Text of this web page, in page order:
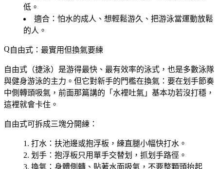
低。
適合 ：怕水的成人、想輕鬆游久、把游泳當運動放鬆
的人。
自由式：最實用但換氣要練
自由式（捷泳）是游得最快、最有效率的泳式，也是多數泳隊
與健身游泳的主力。但它對新手的門檻在換氣：要在划手節奏
中側轉頭吸氣，前面那篇講的「水裡吐氣」基本功若沒打穩，
這裡就會卡住。
自由式可拆成三塊分開練：
打水 ：扶池邊或抱浮板，練直腿小幅快打水。
划手 ：抱浮板只用單手交替划，抓划手路徑。
換氣 ：身體側轉、貼著水面吸氣，不要整顆頭抬起